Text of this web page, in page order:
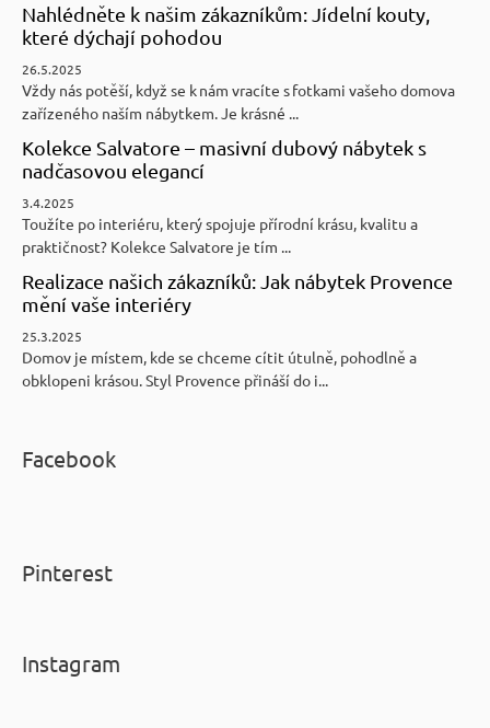
Nahlédněte k našim zákazníkům: Jídelní kouty,
které dýchají pohodou
26.5.2025
Vždy nás potěší, když se k nám vracíte s fotkami vašeho domova
zařízeného naším nábytkem. Je krásné ...
Kolekce Salvatore – masivní dubový nábytek s
nadčasovou elegancí
3.4.2025
Toužíte po interiéru, který spojuje přírodní krásu, kvalitu a
praktičnost? Kolekce Salvatore je tím ...
Realizace našich zákazníků: Jak nábytek Provence
mění vaše interiéry
25.3.2025
Domov je místem, kde se chceme cítit útulně, pohodlně a
obklopeni krásou. Styl Provence přináší do i...
Facebook
Pinterest
Instagram